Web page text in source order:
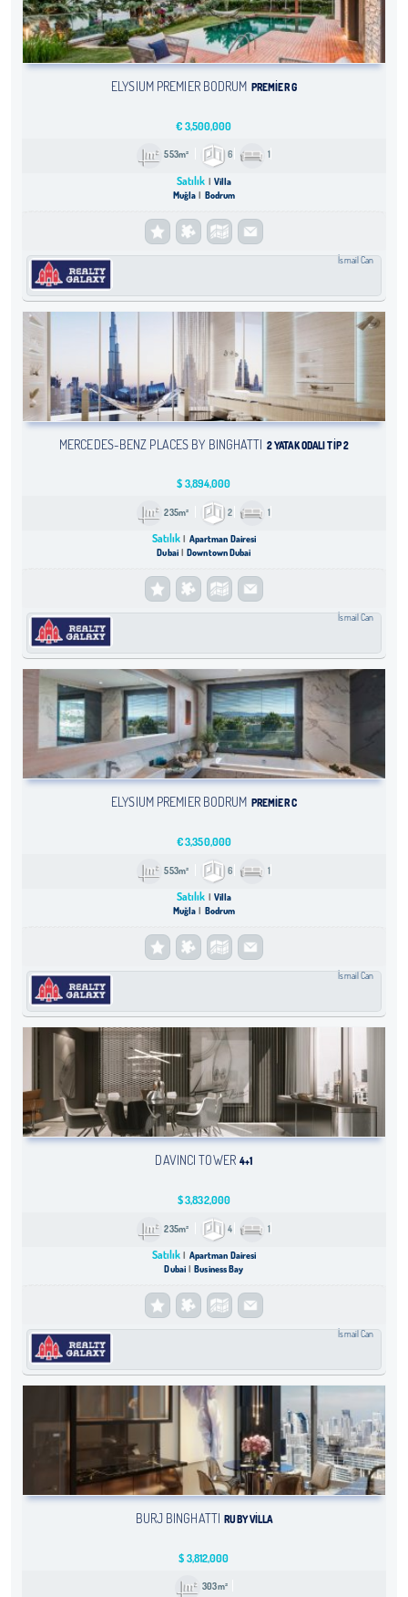
ELYSIUM PREMIER BODRUM PREMIER G
€3,500,000
553m² 6 1
Satılık
Villa
Muğla
Bodrum
İsmail Can
MERCEDES-BENZ PLACES BY BINGHATTI 2 YATAK ODALI TIP 2
$3,894,000
235m² 2 1
Satılık
Apartman Dairesi
Dubai
Downtown Dubai
İsmail Can
ELYSIUM PREMIER BODRUM PREMIER C
€3,350,000
553m² 6 1
Satılık
Villa
Muğla
Bodrum
İsmail Can
DAVINCI TOWER 4+1
$3,832,000
235m² 4 1
Satılık
Apartman Dairesi
Dubai
Business Bay
İsmail Can
BURJ BINGHATTI RUBY VILLA
$3,812,000
303m²